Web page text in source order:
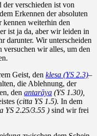
der verschieden ist von
Erkennen der absoluten
weiterhin den
ist ja da, aber wir leiden in
darunter. Wir unterscheiden
wir alles, um den
Geist, den klesa (YS 2.3)–
die Ablehnung, der
den antarāya (YS 1.30),
(citta YS 1.5). In dem
YS 2.25/3.55 ) sind wir frei